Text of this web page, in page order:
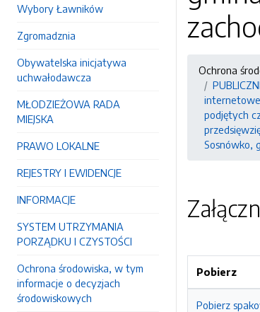
Wybory Ławników
Zgromadznia
Obywatelska inicjatywa
uchwałodawcza
MŁODZIEŻOWA RADA
MIEJSKA
PRAWO LOKALNE
REJESTRY I EWIDENCJE
INFORMACJE
SYSTEM UTRZYMANIA
PORZĄDKU I CZYSTOŚCI
Ochrona środowiska, w tym
informacje o decyzjach
środowiskowych
Ochrona
podjętych
Sosnówko,
Pobierz
Pobierz